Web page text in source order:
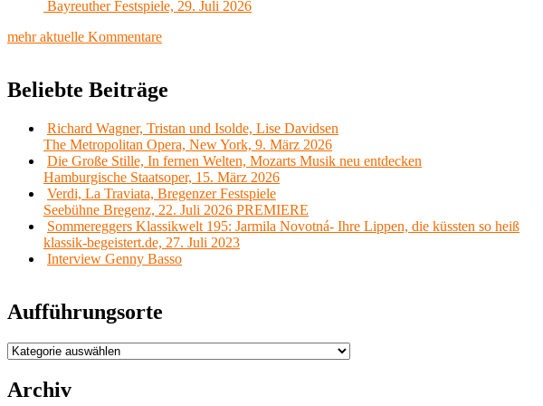
Bayreuther Festspiele, 29. Juli 2026
mehr aktuelle Kommentare
Beliebte Beiträge
Richard Wagner, Tristan und Isolde, Lise Davidsen
The Metropolitan Opera, New York, 9. März 2026
Die Große Stille, In fernen Welten, Mozarts Musik neu entdecken
Hamburgische Staatsoper, 15. März 2026
Verdi, La Traviata, Bregenzer Festspiele
Seebühne Bregenz, 22. Juli 2026 PREMIERE
Sommereggers Klassikwelt 195: Jarmila Novotná- Ihre Lippen, die küssten so heiß
klassik-begeistert.de, 27. Juli 2023
Interview Genny Basso
Aufführungsorte
Aufführungsorte
Archiv